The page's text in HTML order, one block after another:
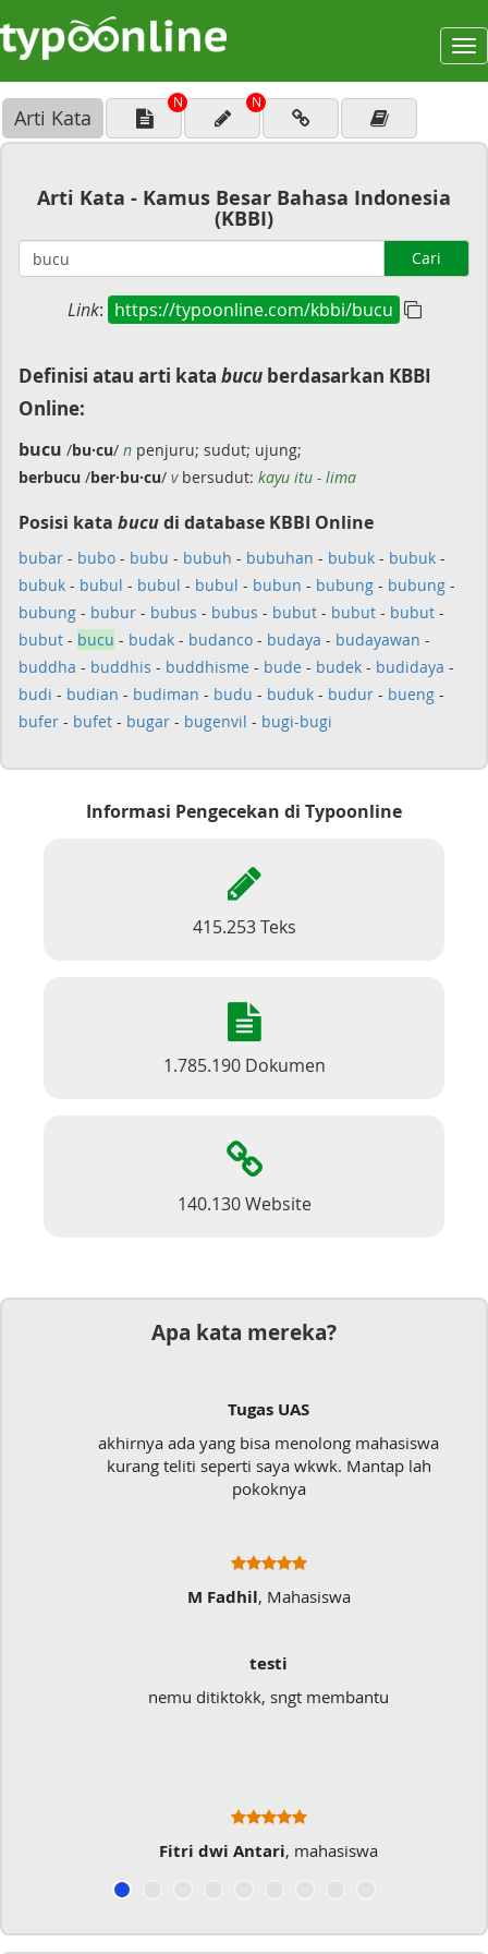
Arti Kata
N N
Arti Kata - Kamus Besar Bahasa Indonesia
(KBBI)
Cari
Link: https://typoonline.com/kbbi/bucu
Definisi atau arti kata bucu berdasarkan KBBI
Online:
bucu /bu·cu/ n penjuru; sudut; ujung;
berbucu /ber·bu·cu/ vbersudut: kayu itu - lima
Posisi kata bucudi database KBBI Online
bubar - bubo - bubu - bubuh - bubuhan - bubuk - bubuk -
bubuk - bubul - bubul - bubul - bubun - bubung - bubung -
bubung - bubur - bubus - bubus - bubut - bubut - bubut -
bubut - bucu - budak - budanco - budaya - budayawan -
buddha - buddhis - buddhisme - bude - budek - budidaya -
budi - budian - budiman - budu - buduk - budur - bueng -
bufer - bufet - bugar - bugenvil - bugi-bugi
Informasi Pengecekan di Typoonline
415.253 Teks
1.785.190 Dokumen
140.130 Website
Apa kata mereka?
Tugas UAS
akhirnya ada yang bisa menolong mahasiswa
kurang teliti seperti saya wkwk. Mantap lah
pokoknya
M Fadhil, Mahasiswa
testi
nemu ditiktokk, sngt membantu
Fitri dwi Antari, mahasiswa